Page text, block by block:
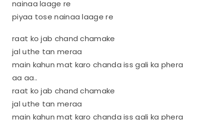
nainaa laage re
piyaa tose nainaa laage re
raat ko jab chand chamake
jal uthe tan meraa
main kahun mat karo chanda iss gali ka phera
aa aa..
raat ko jab chand chamake
jal uthe tan meraa
main kahun mat karo chanda iss gali ka phera